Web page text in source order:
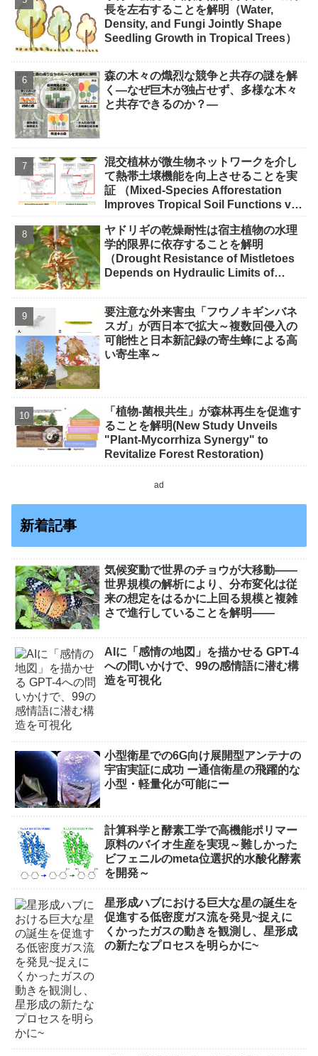
長を左右することを解明（Water,
Density, and Fungi Jointly Shape
Seedling Growth in Tropical Trees）
森の木々の熾烈な競争と共存の謎を解
く―なぜ巨木が独占せず、多様な木々
と共存できるのか？―
混交植林が微生物ネットワークを介し
て熱帯土壌機能を向上させることを実
証 （Mixed-Species Afforestation
Improves Tropical Soil Functions via
ヤドリギの乾燥耐性は宿主植物の水理
学的限界に依存することを解明
（Drought Resistance of Mistletoes
Depends on Hydraulic Limits of
要注意な外来害虫「フウノキギンバネ
スガ」が西日本で拡大～複数回侵入の
可能性と日本新記録の寄生蜂による高
い寄生率～
「植物-菌根共生」が森林再生を促進す
ることを解明(New Study Unveils
"Plant-Mycorrhiza Synergy" to
Revitalize Forest Restoration)
ad
新着記事
気候変動で世界のチョウが大移動――
世界規模の解析により、分布変化は従
来の想定をはるかに上回る規模と複雑
さで進行していることを解明――
AIに「感情の地図」を描かせる GPT-4
への問いかけで、99の感情語に潜む構
造を可視化
小型衛星での6G向け展開型アンテナの
宇宙実証に成功 ー通信衛星の飛躍的な
小型・軽量化が可能にー
計算科学と酵素工学で高機能ポリマー
原料のバイオ生産を実現～難しかった
ビフェニルのmeta位選択的水酸化酵素
を開発～
星形成ハブにおける巨大な星の誕生を
促進する低密度ガス流を発見~捉えに
くかったガスの動きを観測し、星形成
の新たなプロセスを明らかに~